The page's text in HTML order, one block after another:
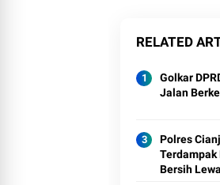
RELATED
Golkar
Jalan
Polres
Bersih